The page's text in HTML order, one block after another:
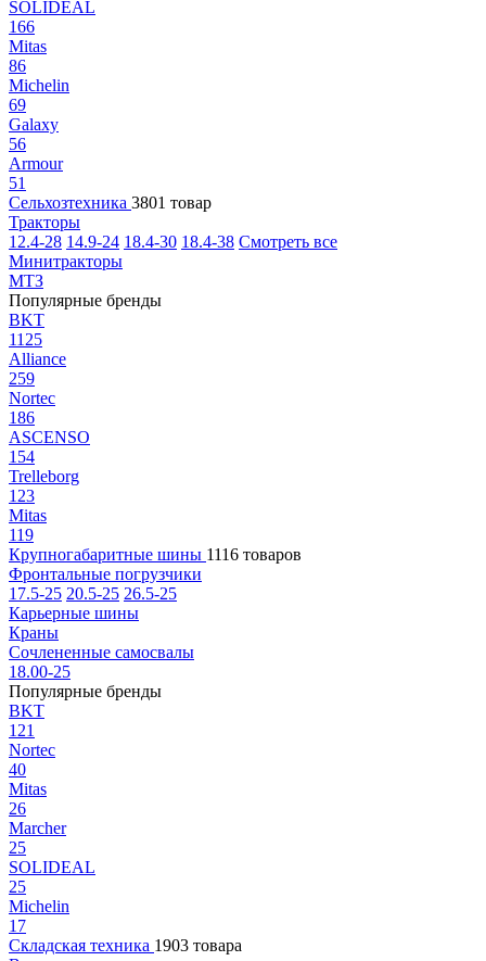
SOLIDEAL
166
Mitas
86
Michelin
69
Galaxy
56
Armour
51
Сельхозтехника 3801 товар
Тракторы
12.4-28 14.9-24 18.4-30 18.4-38 Смотреть все
Минитракторы
МТЗ
Популярные бренды
BKT
1125
Alliance
259
Nortec
186
ASCENSO
154
Trelleborg
123
Mitas
119
Крупногабаритные шины 1116 товаров
Фронтальные погрузчики
17.5-25 20.5-25 26.5-25
Карьерные шины
Краны
Сочлененные самосвалы
18.00-25
Популярные бренды
BKT
121
Nortec
40
Mitas
26
Marcher
25
SOLIDEAL
25
Michelin
17
Складская техника 1903 товара